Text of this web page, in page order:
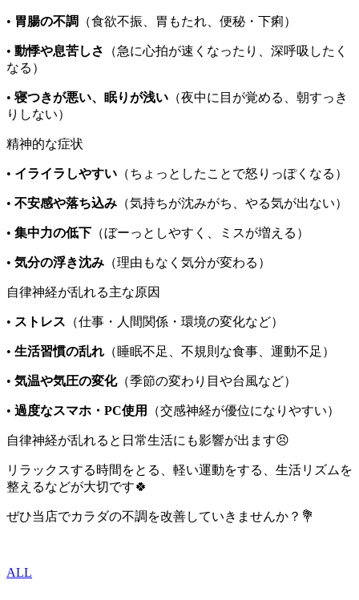
• 胃腸の不調 （食欲不振、胃もたれ、便秘・下痢）
• 動悸や息苦しさ
（急に心拍が速くなったり、深呼吸したく
なる）
• 寝つきが悪い、眠りが浅い （夜中に目が覚める、朝すっき
りしない）
精神的な症状
• イライラしやすい （ちょっとしたことで怒りっぽくなる）
• 不安感や落ち込み （気持ちが沈みがち、やる気が出ない）
• 集中力の低下 （ぼーっとしやすく、ミスが増える）
• 気分の浮き沈み （理由もなく気分が変わる）
自律神経が乱れる主な原因
• ストレス （仕事・人間関係・環境の変化など）
• 生活習慣の乱れ （睡眠不足、不規則な食事、運動不足）
• 気温や気圧の変化（季節の変わり目や台風など）
• 過度なスマホ・PC使用 （交感神経が優位になりやすい）
自律神経が乱れると日常生活にも影響が出ます😣
リラックスする時間をとる、軽い運動をする、生活リズムを
整えるなどが大切です🍀
ぜひ当店でカラダの不調を改善していきませんか？💐
ALL